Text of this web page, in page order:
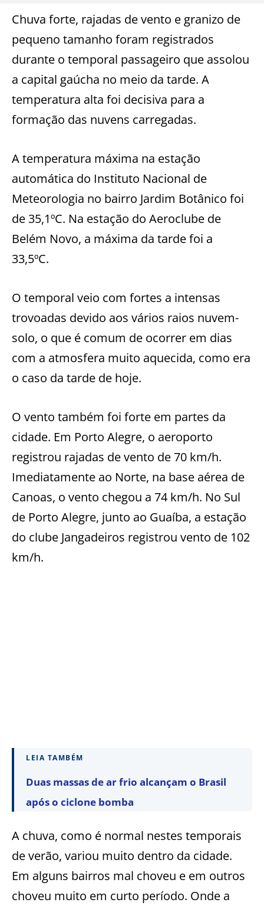
Chuva forte, rajadas de vento e granizo de
pequeno tamanho foram registrados
durante o temporal passageiro que assolou
a capital gaúcha no meio da tarde. A
temperatura alta foi decisiva para a
formação das nuvens carregadas.
A temperatura máxima na estação
automática do Instituto Nacional de
Meteorologia no bairro Jardim Botânico foi
de 35,1ºC. Na estação do Aeroclube de
Belém Novo, a máxima da tarde foi a
33,5ºC.
O temporal veio com fortes a intensas
trovoadas devido aos vários raios nuvem-
solo, o que é comum de ocorrer em dias
com a atmosfera muito aquecida, como era
o caso da tarde de hoje.
O vento também foi forte em partes da
cidade. Em Porto Alegre, o aeroporto
registrou rajadas de vento de 70 km/h.
Imediatamente ao Norte, na base aérea de
Canoas, o vento chegou a 74 km/h. No Sul
de Porto Alegre, junto ao Guaíba, a estação
do clube Jangadeiros registrou vento de 102
km/h.
LEIA TAMBÉM
Duas massas de ar frio alcançam o Brasil
após o ciclone bomba
A chuva, como é normal nestes temporais
de verão, variou muito dentro da cidade.
Em alguns bairros mal choveu e em outros
choveu muito em curto período. Onde a